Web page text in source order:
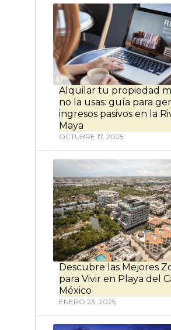
Alquilar tu propiedad
no la usas: guía para
ingresos pasivos en la
Maya
OCTUBRE 17, 2025
Descubre las Mejores
para Vivir en Playa del
México
ENERO 23, 2025